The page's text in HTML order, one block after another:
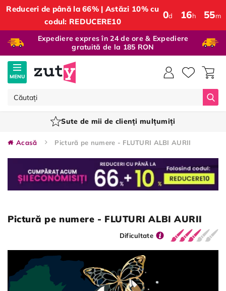
Reduceri de până la 66% | Astăzi 10% cu
codul: REDUCERE10
0d 16h 55m
Expediere expres în 24 de ore & Expediere
gratuită de la 185 RON
MENU
Sute de mii de clienți mulțumiți
Acasă Pictură pe numere - FLUTURI ALBI AURII
Pictură pe numere - FLUTURI ALBI AURII
Dificultate